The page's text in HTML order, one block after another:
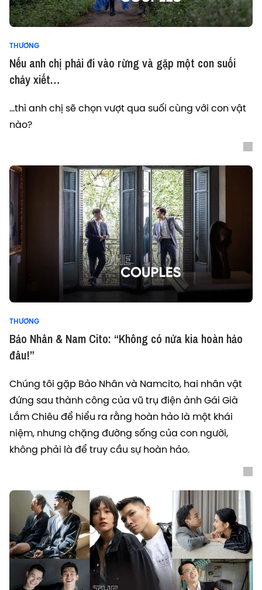
THƯƠNG
Nếu anh chị phải đi vào rừng và gặp một con suối
chảy xiết…
...thì anh chị sẽ chọn vượt qua suối cùng với con vật
nào?
THƯƠNG
Bảo Nhân & Nam Cito: “Không có nửa kia hoàn hảo
đâu!”
Chúng tôi gặp Bảo Nhân và Namcito, hai nhân vật
đứng sau thành công của vũ trụ điện ảnh Gái Già
Lắm Chiêu để hiểu ra rằng hoàn hảo là một khái
niệm, nhưng chặng đường sống của con người,
không phải là để truy cầu sự hoàn hảo.